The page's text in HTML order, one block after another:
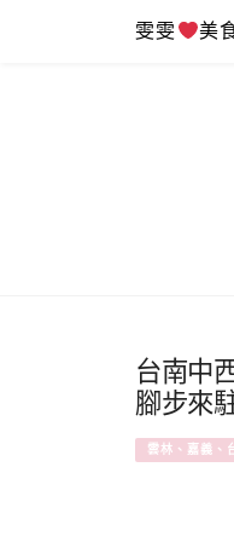
雯雯 美
台南中
腳步來
雲林、嘉義、